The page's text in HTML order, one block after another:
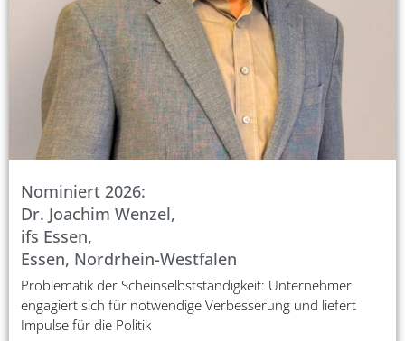
Nominiert 2026:
Dr. Joachim Wenzel,
ifs Essen,
Essen, Nordrhein-Westfalen
Problematik der Scheinselbstständigkeit: Unternehmer
engagiert sich für notwendige Verbesserung und liefert
Impulse für die Politik